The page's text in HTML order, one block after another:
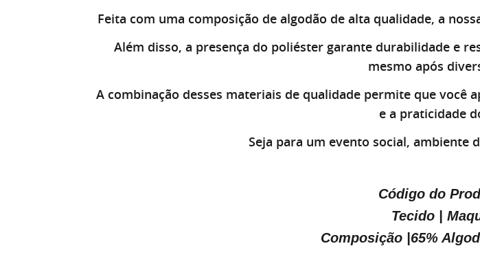
Feita com uma composição de algodão de alta qualidade, a
Além disso, a presença do poliéster garante durabilidade e
mesmo após
A combinação desses materiais de qualidade permite que
e a praticidade
Seja para um evento social, ambiente
Código do
Tecido |
Composição |65%